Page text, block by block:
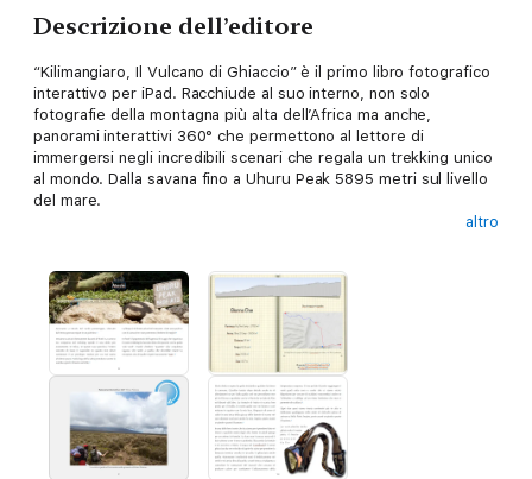
Descrizione dell’editore
“Kilimangiaro, Il Vulcano di Ghiaccio” è il primo libro fotografico
interattivo per iPad. Racchiude al suo interno, non solo
fotografie della montagna più alta dell’Africa ma anche,
panorami interattivi 360° che permettono al lettore di
immergersi negli incredibili scenari che regala un trekking unico
al mondo. Dalla savana fino a Uhuru Peak 5895 metri sul livello
del mare.
Kilimanjaro.
altro